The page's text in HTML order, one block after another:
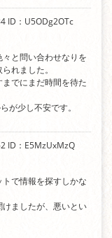
ID：U5ODg2OTc
と問い合わせなりを
れました。
でにまだ時間を待た
が少し不安です。
ID：E5MzUxMzQ
で情報を探すしかな
ましたが、悪いとい